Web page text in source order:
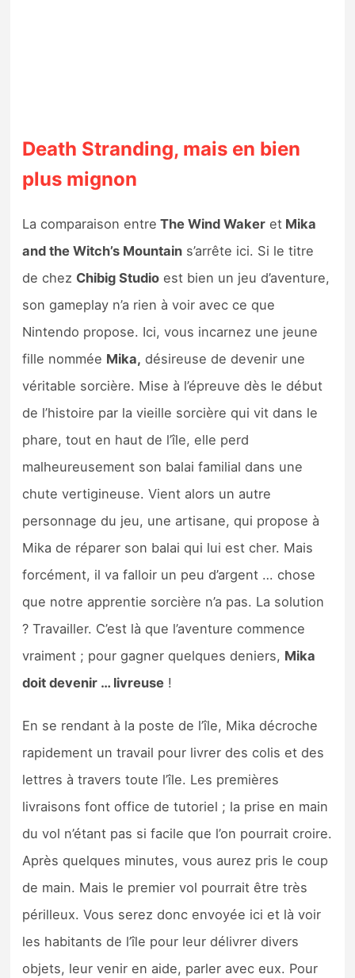
Death Stranding, mais en bien
plus mignon
La comparaison entre The Wind Waker et Mika
and the Witch’s Mountain s’arrête ici. Si le titre
de chez Chibig Studio est bien un jeu d’aventure,
son gameplay n’a rien à voir avec ce que
Nintendo propose. Ici, vous incarnez une jeune
fille nommée Mika, désireuse de devenir une
véritable sorcière. Mise à l’épreuve dès le début
de l’histoire par la vieille sorcière qui vit dans le
phare, tout en haut de l’île, elle perd
malheureusement son balai familial dans une
chute vertigineuse. Vient alors un autre
personnage du jeu, une artisane, qui propose à
Mika de réparer son balai qui lui est cher. Mais
forcément, il va falloir un peu d’argent … chose
que notre apprentie sorcière n’a pas. La solution
? Travailler. C’est là que l’aventure commence
vraiment ; pour gagner quelques deniers, Mika
doit devenir … livreuse !
En se rendant à la poste de l’île, Mika décroche
rapidement un travail pour livrer des colis et des
lettres à travers toute l’île. Les premières
livraisons font office de tutoriel ; la prise en main
du vol n’étant pas si facile que l’on pourrait croire.
Après quelques minutes, vous aurez pris le coup
de main. Mais le premier vol pourrait être très
périlleux. Vous serez donc envoyée ici et là voir
les habitants de l’île pour leur délivrer divers
objets, leur venir en aide, parler avec eux. Pour